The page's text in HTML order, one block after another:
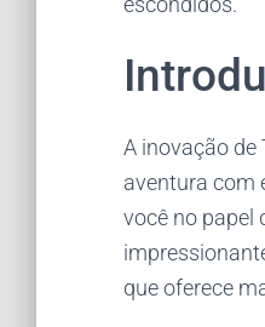
A inovação de
aventura com
você no papel
que oferece